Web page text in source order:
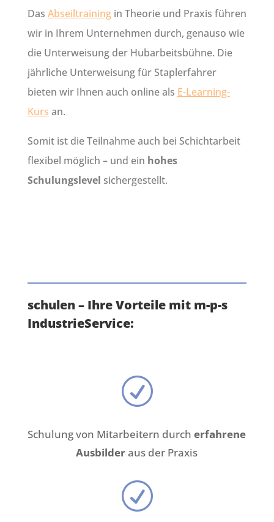
Das Abseiltrainingin Theorie und Praxis führen
wir in Ihrem Unternehmen durch, genauso wie
die Unterweisung der Hubarbeitsbühne. Die
jährliche Unterweisung für Staplerfahrer
bieten wir Ihnen auch online als E-Learning-
Kurs an.
Somit ist die Teilnahme auch bei Schichtarbeit
flexibel möglich – und ein hohes
Schulungslevel sichergestellt.
schulen – Ihre Vorteile mit m-p-s
IndustrieService:
R
Schulung von Mitarbeitern durcherfahrene
Ausbilderaus der Praxis
R